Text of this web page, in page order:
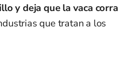
y deja que la vaca corra
que tratan a los